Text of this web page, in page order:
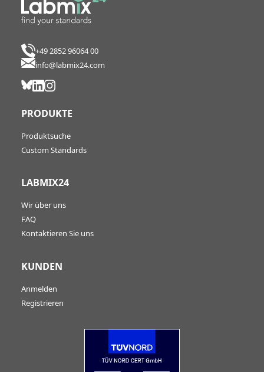
+49 2852 96064 00
info@labmix24.com
PRODUKTE
Produktsuche
Custom Standards
LABMIX24
Wir über uns
FAQ
Kontaktieren Sie uns
KUNDEN
Anmelden
Registrieren